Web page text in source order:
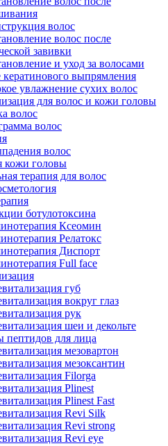
волос
волос после
завивки
и уход за волосами
кератинового выпрямления
увлажнение сухих волос
для волос и кожи головы
волос
волос
волос
кожи головы
терапия для волос
ботулотоксина
Ксеомин
Релатокс
Диспорт
Full face
губ
вокруг глаз
рук
шеи и декольте
пептидов для лица
мезовартон
мезоксантин
Filorga
Plinest
Plinest Fast
Revi Silk
Revi strong
Revi eye